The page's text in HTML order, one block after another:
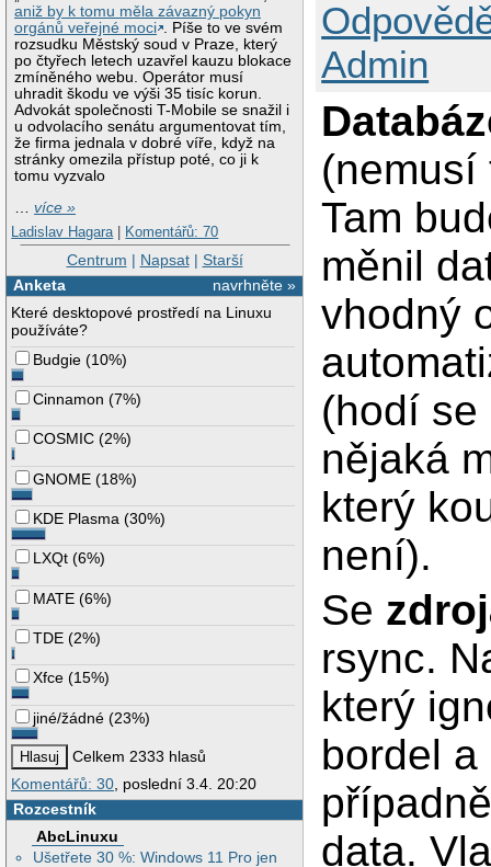
aniž by k tomu měla závazný pokyn
orgánů veřejné moci . Píše to ve svém
rozsudku Městský soud v Praze, který
po čtyřech letech uzavřel kauzu blokace
zmíněného webu. Operátor musí
uhradit škodu ve výši 35 tisíc korun.
Advokát společnosti T-Mobile se snažil i
u odvolacího senátu argumentovat tím,
že firma jednala v dobré víře, když na
stránky omezila přístup poté, co ji k
tomu vyzvalo
…více »
Ladislav Hagara | Komentářů: 70
Centrum | Napsat| Starší
navrhněte »
Anketa
Které desktopové prostředí na Linuxu
používáte?
Budgie (10%)
Cinnamon (7%)
COSMIC (2%)
GNOME (18%)
KDE Plasma (30%)
LXQt (6%)
MATE (6%)
TDE (2%)
Xfce (15%)
jiné/žádné (23%)
Celkem 2333 hlasů
Komentářů: 30, poslední 3.4. 20:20
Rozcestník
AbcLinuxu
Ušetřete 30 %: Windows 11 Pro jen
Admin
(nemusí
Tam
měnil
vhodný
(hodí se
nějaká
který
není).
Se
rsync.
který
bordel
data.